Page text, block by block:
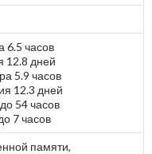
6.5 часов
12.8 дней
5.9 часов
12.3 дней
54 часов
7 часов
памяти,